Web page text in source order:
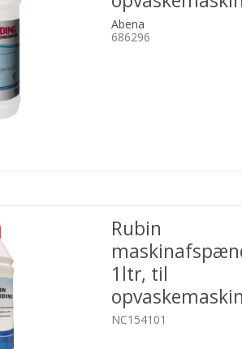
Abena
686296
Rubin
1ltr, til
NC154101